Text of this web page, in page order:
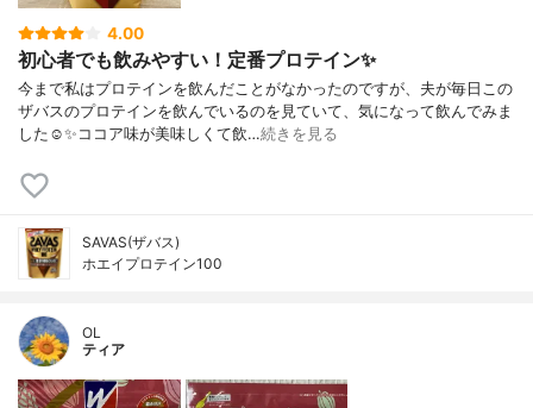
4.00
初心者でも飲みやすい！定番プロテイン✨
今まで私はプロテインを飲んだことがなかったのですが、夫が毎日この
ザバスのプロテインを飲んでいるのを見ていて、気になって飲んでみま
した☺️✨ココア味が美味しくて飲…続きを見る
SAVAS(ザバス)
ホエイプロテイン100
OL
ティア